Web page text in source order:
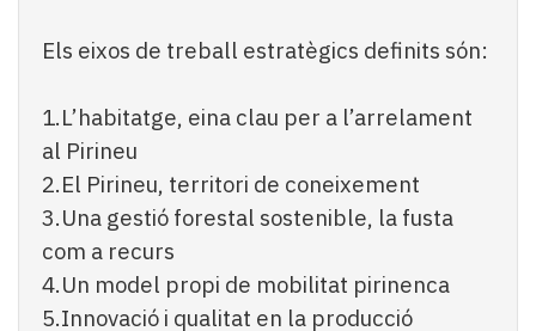
Els eixos de treball estratègics definits són:
1.L’habitatge, eina clau per a l’arrelament
al Pirineu
2.El Pirineu, territori de coneixement
3.Una gestió forestal sostenible, la fusta
com a recurs
4.Un model propi de mobilitat pirinenca
5.Innovació i qualitat en la producció